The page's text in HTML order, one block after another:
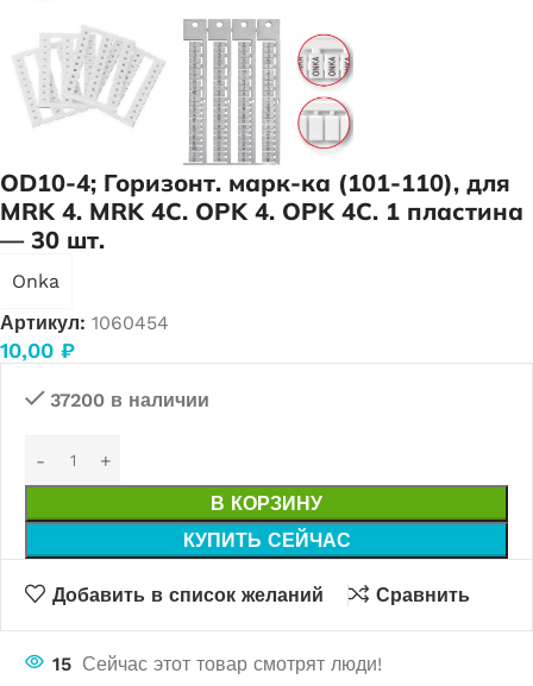
OD10-4; Горизонт. марк-ка (101-110), для
MRK 4. MRK 4C. OPK 4. OPK 4C. 1 пластина
— 30 шт.
Onka
Артикул: 1060454
10,00 ₽
37200 в наличии
В КОРЗИНУ
КУПИТЬ СЕЙЧАС
Добавить в список желаний Сравнить
15 Сейчас этот товар смотрят люди!